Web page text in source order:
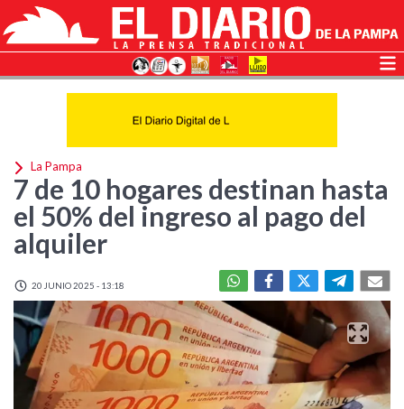
La Pampa
7 de 10 hogares destinan hasta
el 50% del ingreso al pago del
alquiler
20 JUNIO 2025 - 13:18